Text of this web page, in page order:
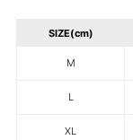
SIZE(cm)
M
L
XL